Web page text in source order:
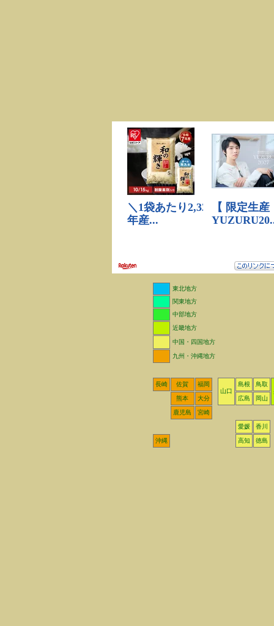
東北地方
関東地方
中部地方
近畿地方
中国・四国地方
九州・沖縄地方
長崎 佐賀
福岡
山口
島根
鳥取
熊本
大分 広島 岡山
鹿児島 宮崎
愛媛 香川
沖縄 高知 徳島